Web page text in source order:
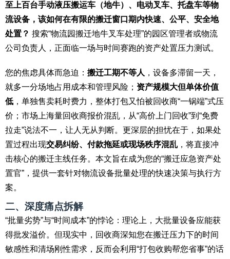
至上百台手动液压搬运车（地牛）、电动叉车、托盘车等物
流设备，该如何在有限的搬迁窗口期内快速、公平、安全地
处置？ 搜索“物流园搬迁地牛叉车处理”的园区管理者或物流
公司负责人，正面临一场与时间赛跑的资产处置压力测试。
您的焦虑具体而急迫： 搬迁工期不等人 ，设备多滞留一天，
就多一分场地占用成本和管理风险； 资产规模大但单体价值
低 ，单独售卖耗时费力，整体打包又怕被回收商“一锅端”式压
价；市场上海量回收商报价混乱，从“高价上门回收”到“免费
拉走”说法不一，让人无从判断。更深层的担忧在于，如果处
置过程出现交易纠纷、付款拖延或现场秩序混乱 ，将直接冲
击核心的搬迁主线任务。本文旨在成为您的“搬迁应急资产处
置官”，提供一套针对物流设备批量处理的快速决策与执行方
案。
二、深度痛点拆解
“批量劣势”与“时间成本”的悖论：理论上，大批量设备应能获
得批发溢价。但现实中，回收商深知您在搬迁压力下的时间
敏感性和清场刚性需求，反而会利用“打包收购帮您省事”的话